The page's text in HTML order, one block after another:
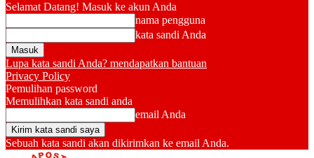
Selamat Datang! Masuk ke akun Anda
nama pengguna
kata sandi Anda
Lupa kata sandi Anda? mendapatkan bantuan
Privacy Policy
Pemulihan password
Memulihkan kata sandi anda
email Anda
Sebuah kata sandi akan dikirimkan ke email Anda.